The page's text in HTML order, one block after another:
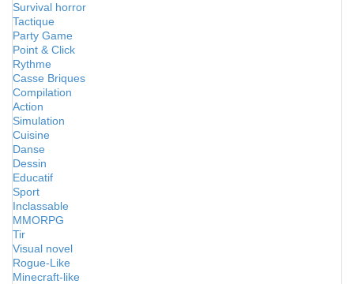
Survival horror
Tactique
Party Game
Point & Click
Rythme
Casse Briques
Compilation
Action
Simulation
Cuisine
Danse
Dessin
Educatif
Sport
Inclassable
MMORPG
Tir
Visual novel
Rogue-Like
Minecraft-like